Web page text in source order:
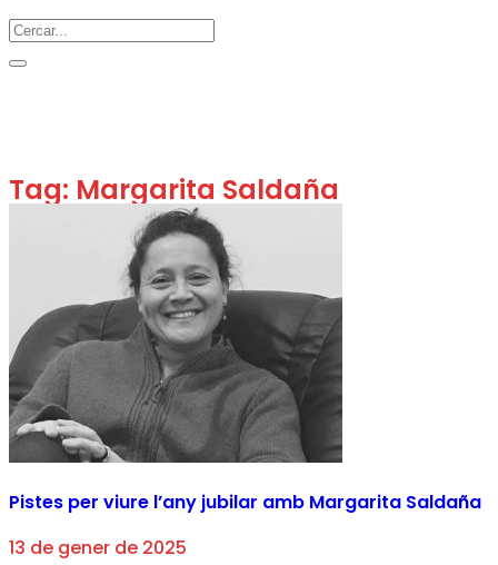
Tag: Margarita Saldaña
Pistes per viure l’any jubilar amb Margarita Saldaña
13 de gener de 2025